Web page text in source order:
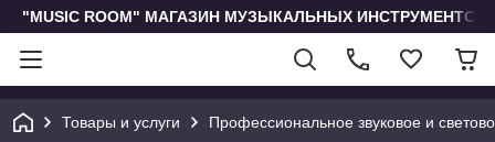
"MUSIC ROOM" МАГАЗИН МУЗЫКАЛЬНЫХ
Товары и услуги Профессиональное звуковое и